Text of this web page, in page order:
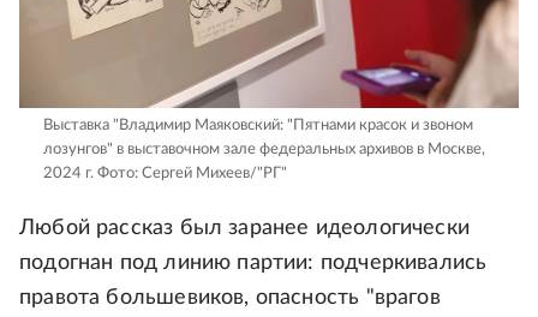
Выставка "Владимир Маяковский: "Пятнами красок и звоном
лозунгов" в выставочном зале федеральных архивов в Москве,
2024 г. Фото: Сергей Михеев/"РГ"
Любой рассказ был заранее идеологически
подогнан под линию партии: подчеркивались
правота большевиков, опасность "врагов